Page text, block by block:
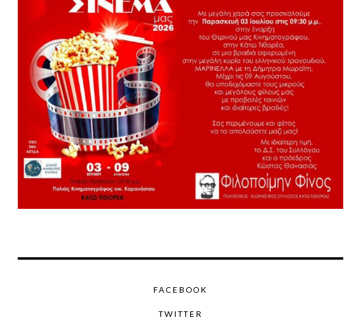
FACEBOOK
TWITTER